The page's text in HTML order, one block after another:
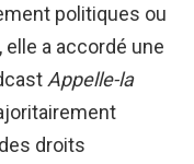
politiques ou
a accordé une
Appelle-la
droits